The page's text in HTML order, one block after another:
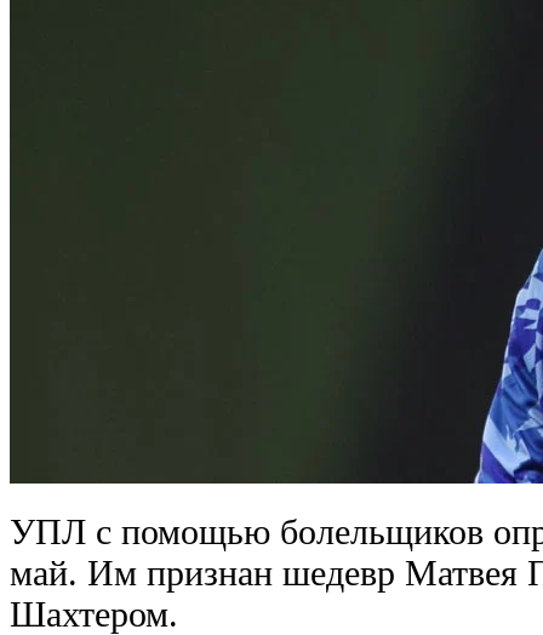
УПЛ с помощью болельщиков
май. Им признан шедевр Матвея
Шахтером.